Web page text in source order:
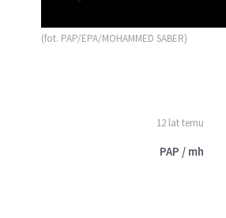
(fot. PAP/EPA/MOHAMMED SABER)
12 lat temu
PAP / mh